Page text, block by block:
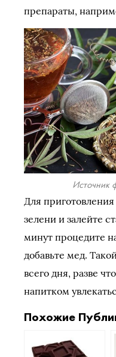
препараты,
Источник
Для
зелени и залейте
минут процедите
добавьте мед.
всего дня, разве
напитком
Похожие